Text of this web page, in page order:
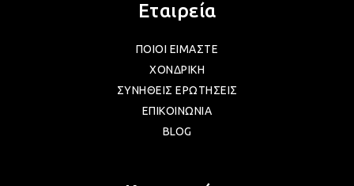
Εταιρεία
ΠΟΙΟΙ ΕΙΜΑΣΤΕ
ΧΟΝΔΡΙΚΗ
ΣΥΝΗΘΕΙΣ ΕΡΩΤΗΣΕΙΣ
ΕΠΙΚΟΙΝΩΝΙΑ
BLOG